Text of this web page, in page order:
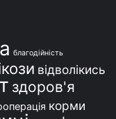
благодійність
відволікись
здоров'я
корми